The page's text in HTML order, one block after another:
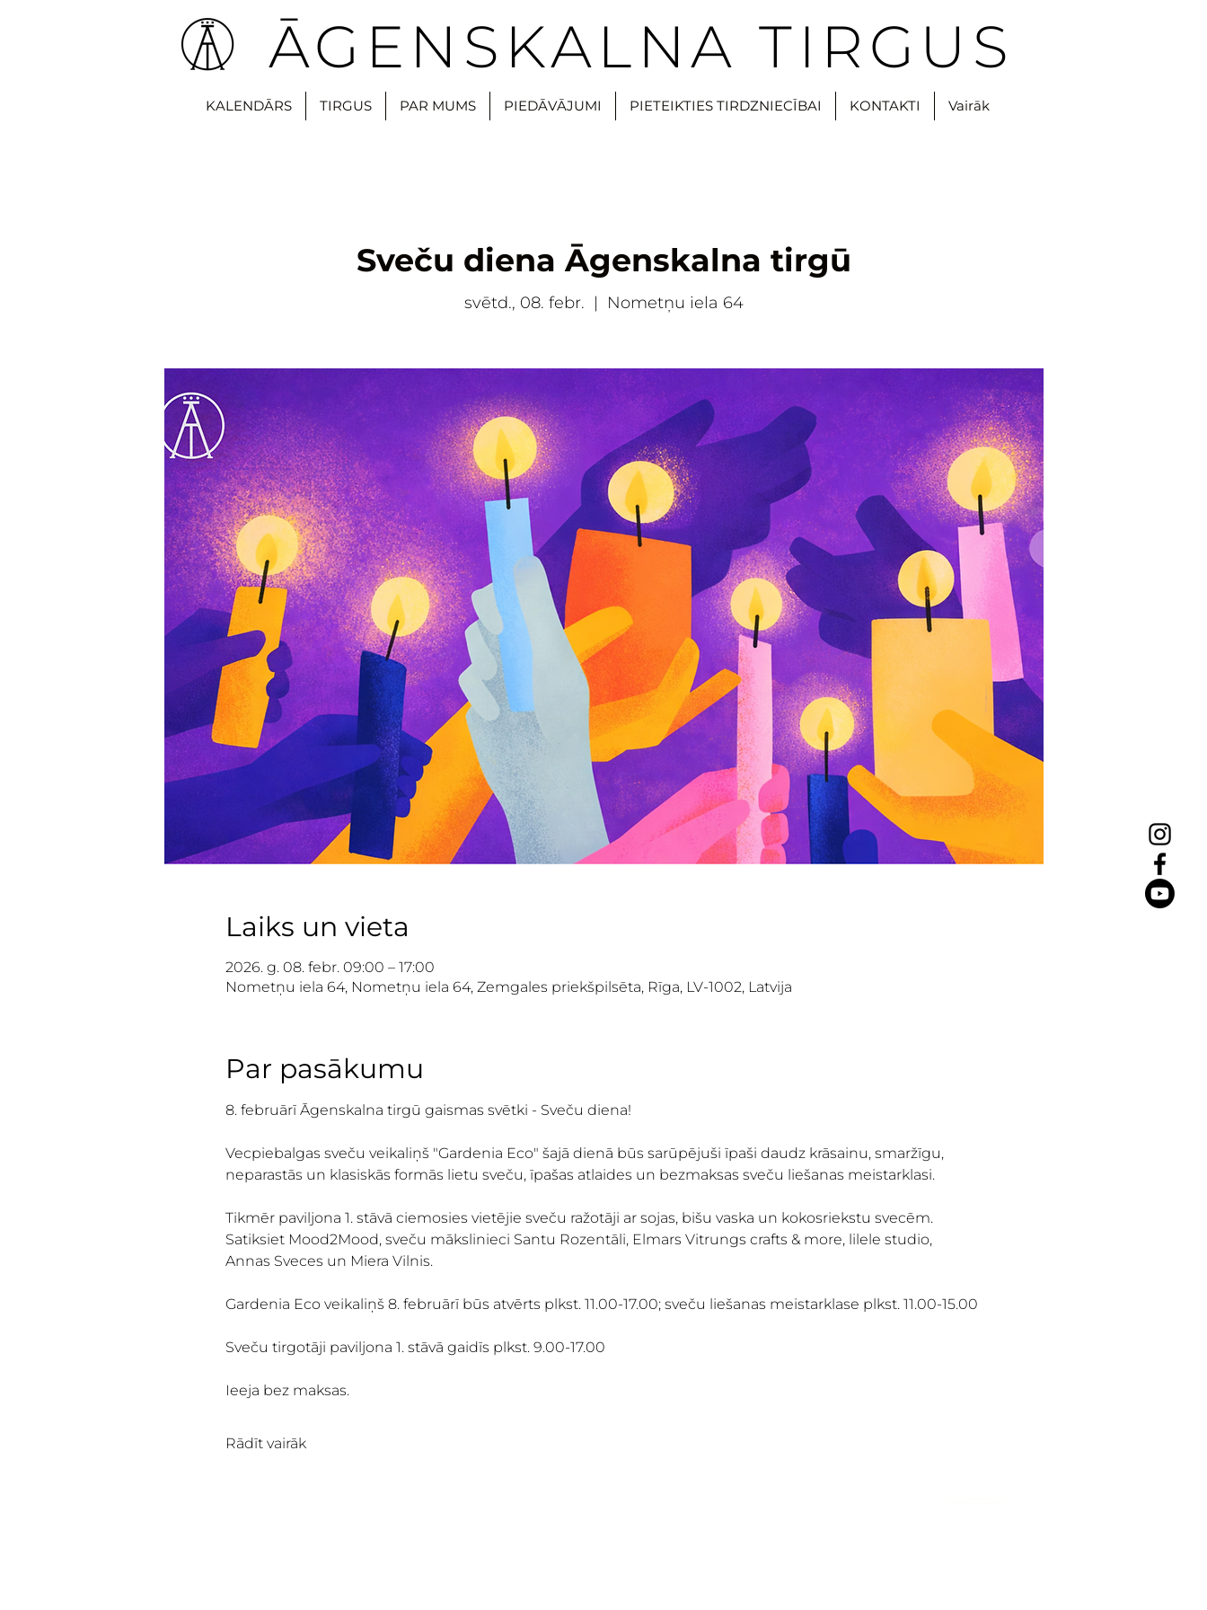
ĀGENSKALNA TIRGUS
KALENDĀRS TIRGUS PAR MUMS PIEDĀVĀJUMI PIETEIKTIES TIRDZNIECĪBAI KONTAKTI Vairāk
Sveču diena Āgenskalna tirgū
svētd., 08. febr.
  |
Nometņu iela 64
Laiks un vieta
2026. g. 08. febr. 09:00 – 17:00
Nometņu iela 64, Nometņu iela 64, Zemgales priekšpilsēta, Rīga, LV-1002, Latvija
Par pasākumu
8. februārī Āgenskalna tirgū gaismas svētki - Sveču diena!
Vecpiebalgas sveču veikaliņš "Gardenia Eco" šajā dienā būs sarūpējuši īpaši daudz krāsainu, smaržīgu,
neparastās un klasiskās formās lietu sveču, īpašas atlaides un bezmaksas sveču liešanas meistarklasi.
Tikmēr paviljona 1. stāvā ciemosies vietējie sveču ražotāji ar sojas, bišu vaska un kokosriekstu svecēm.
Satiksiet Mood2Mood, sveču mākslinieci Santu Rozentāli, Elmars Vitrungs crafts & more, lilele studio,
Annas Sveces un Miera Vilnis.
Gardenia Eco veikaliņš 8. februārī būs atvērts plkst. 11.00-17.00; sveču liešanas meistarklase plkst. 11.00-15.00
Sveču tirgotāji paviljona 1. stāvā gaidīs plkst. 9.00-17.00
Ieeja bez maksas.
Rādīt vairāk